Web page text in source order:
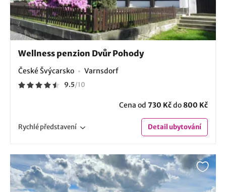
Wellness penzion Dvůr Pohody
České Švýcarsko Varnsdorf
9.5/10
Cena od 730 Kčdo 800 Kč
Rychlépředstavení Detailubytování